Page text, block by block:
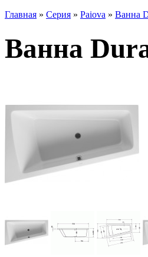
Главная » Серия » Paiova » Ванна
Ванна